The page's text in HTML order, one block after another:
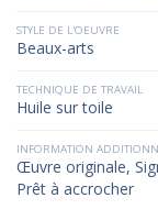
STYLE DE L'OEUVRE
Beaux-arts
TECHNIQUE DE TRAVAIL
Huile sur toile
INFORMATION
Œuvre originale,
Prêt à accrocher